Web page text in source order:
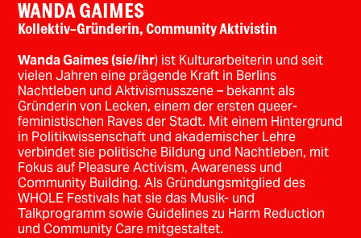
WANDA GAIMES
Kollektiv-Gründerin, Community Aktivistin
Wanda Gaimes (sie/ihr) ist Kulturarbeiterin und seit
vielen Jahren eine prägende Kraft in Berlins
Nachtleben und Aktivismusszene – bekannt als
Gründerin von Lecken, einem der ersten queer-
feministischen Raves der Stadt. Mit einem Hintergrund
in Politikwissenschaft und akademischer Lehre
verbindet sie politische Bildung und Nachtleben, mit
Fokus auf Pleasure Activism, Awareness und
Community Building. Als Gründungsmitglied des
WHOLE Festivals hat sie das Musik- und
Talkprogramm sowie Guidelines zu Harm Reduction
und Community Care mitgestaltet.